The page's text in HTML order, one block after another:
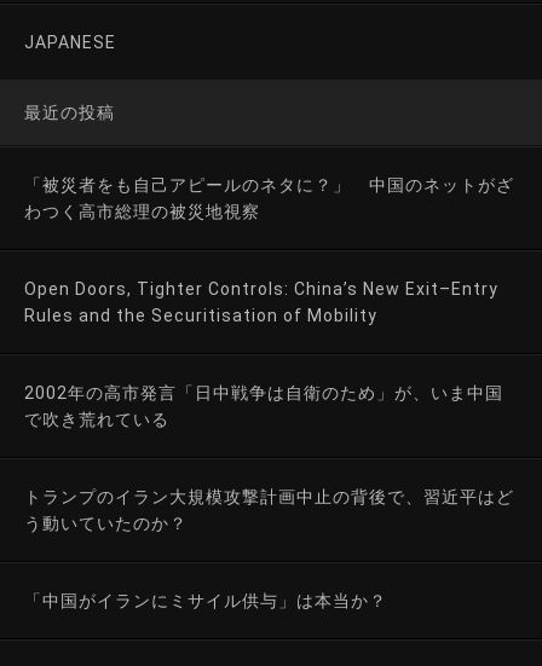
JAPANESE
最近の投稿
「被災者をも自己アピールのネタに？」 中国のネットがざ
わつく高市総理の被災地視察
Open Doors, Tighter Controls: China’s New Exit–Entry
Rules and the Securitisation of Mobility
2002年の高市発言「日中戦争は自衛のため」が、いま中国
で吹き荒れている
トランプのイラン大規模攻撃計画中止の背後で、習近平はど
う動いていたのか？
「中国がイランにミサイル供与」は本当か？